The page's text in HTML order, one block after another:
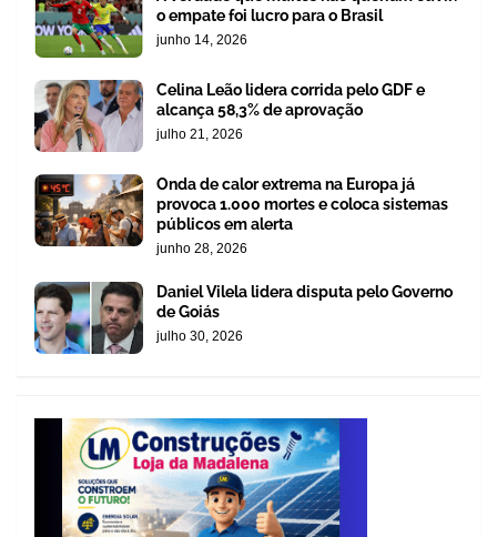
o empate foi lucro para o Brasil
junho 14, 2026
Celina Leão lidera corrida pelo GDF e
alcança 58,3% de aprovação
julho 21, 2026
Onda de calor extrema na Europa já
provoca 1.000 mortes e coloca sistemas
públicos em alerta
junho 28, 2026
Daniel Vilela lidera disputa pelo Governo
de Goiás
julho 30, 2026